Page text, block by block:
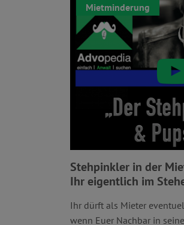
Mietminderung
Stehpinkler in der
Ihr eigentlich im
Ihr dürft als Mieter
wenn Euer Nachbar in